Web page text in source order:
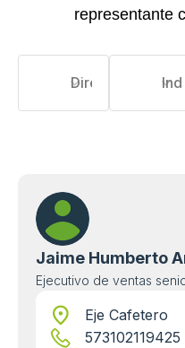
representante
Jaime Humberto
Ejecutivo de ventas
Eje Cafetero
573102119425